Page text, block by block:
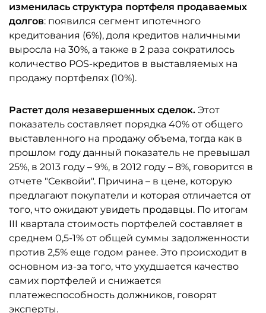
изменилась структура портфеля продаваемых
долгов: появился сегмент ипотечного
кредитования (6%), доля кредитов наличными
выросла на 30%, а также в 2 раза сократилось
количество POS-кредитов в выставляемых на
продажу портфелях (10%).
Растет доля незавершенных сделок. Этот
показатель составляет порядка 40% от общего
выставленного на продажу объема, тогда как в
прошлом году данный показатель не превышал
25%, в 2013 году – 9%, в 2012 году – 8%, говорится в
отчете "Секвойи". Причина – в цене, которую
предлагают покупатели и которая отличается от
того, что ожидают увидеть продавцы. По итогам
III квартала стоимость портфелей составляет в
среднем 0,5-1% от общей суммы задолженности
против 2,5% еще годом ранее. Это происходит в
основном из-за того, что ухудшается качество
самих портфелей и снижается
платежеспособность должников, говорят
эксперты.